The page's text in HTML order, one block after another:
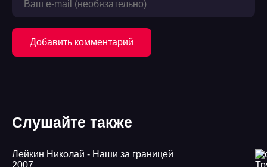
21
22
26
Добавить комментарий
Слушайте также
Лейкин Николай - Наши за границей
2007